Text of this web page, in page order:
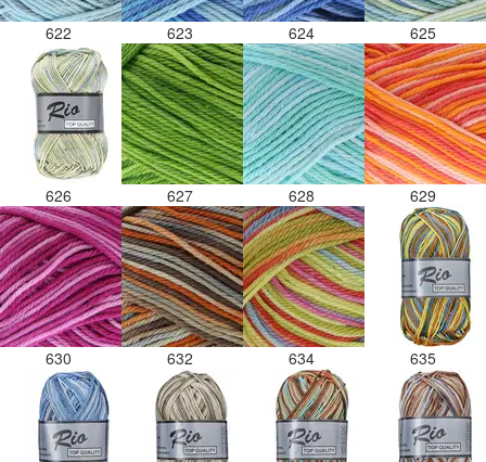
622 623 624 625
626 627 628 629
630 632 634 635